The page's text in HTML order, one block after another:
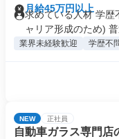
月給45万円以上
求めている人材 学歴
ャリア形成のため) 普
業界未経験歓迎 学歴不
NEW 正社員
自動車ガラス専門店